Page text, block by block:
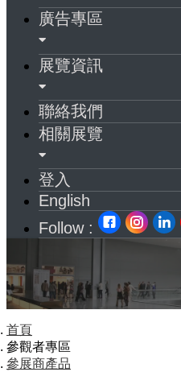
廣告專區
展覽資訊
聯絡我們
相關展覽
登入
English
Follow :
首頁
參觀者專區
參展商產品